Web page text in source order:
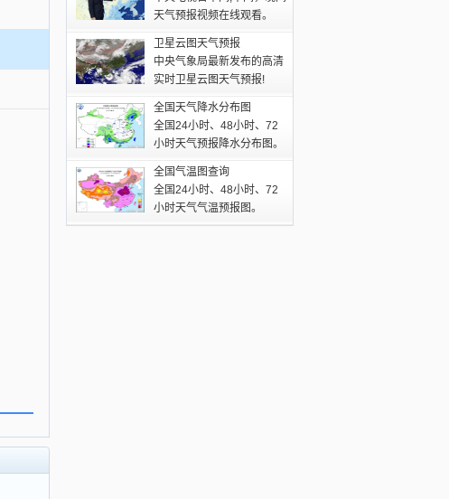
天气预报视频在线观看。
卫星云图天气预报
中央气象局最新发布的高清
实时卫星云图天气预报!
全国天气降水分布图
全国24小时、48小时、72
小时天气预报降水分布图。
全国气温图查询
全国24小时、48小时、72
小时天气气温预报图。